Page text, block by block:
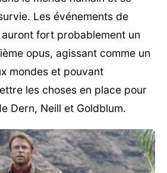
Les événements de
auront fort probablement un
opus, agissant comme un
mondes et pouvant
les choses en place pour
Dern, Neill et Goldblum.